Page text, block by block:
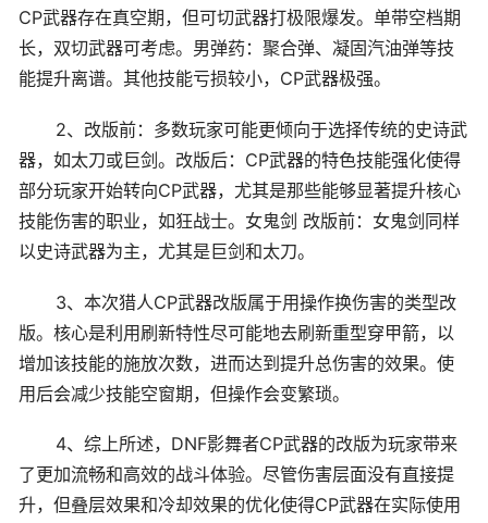
CP武器存在真空期，但可切武器打极限爆发。单带空档期
长，双切武器可考虑。男弹药：聚合弹、凝固汽油弹等技
能提升离谱。其他技能亏损较小，CP武器极强。
2、改版前：多数玩家可能更倾向于选择传统的史诗武
器，如太刀或巨剑。改版后：CP武器的特色技能强化使得
部分玩家开始转向CP武器，尤其是那些能够显著提升核心
技能伤害的职业，如狂战士。女鬼剑 改版前：女鬼剑同样
以史诗武器为主，尤其是巨剑和太刀。
3、本次猎人CP武器改版属于用操作换伤害的类型改
版。核心是利用刷新特性尽可能地去刷新重型穿甲箭，以
增加该技能的施放次数，进而达到提升总伤害的效果。使
用后会减少技能空窗期，但操作会变繁琐。
4、综上所述，DNF影舞者CP武器的改版为玩家带来
了更加流畅和高效的战斗体验。尽管伤害层面没有直接提
升，但叠层效果和冷却效果的优化使得CP武器在实际使用